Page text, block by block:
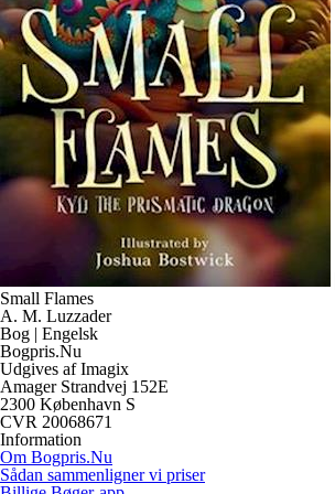
Small Flames
A. M. Luzzader
Bog | Engelsk
Bogpris.Nu
Udgives af Imagix
Amager Strandvej 152E
2300 København S
CVR 20068671
Information
Om Bogpris.Nu
Sådan sammenligner vi priser